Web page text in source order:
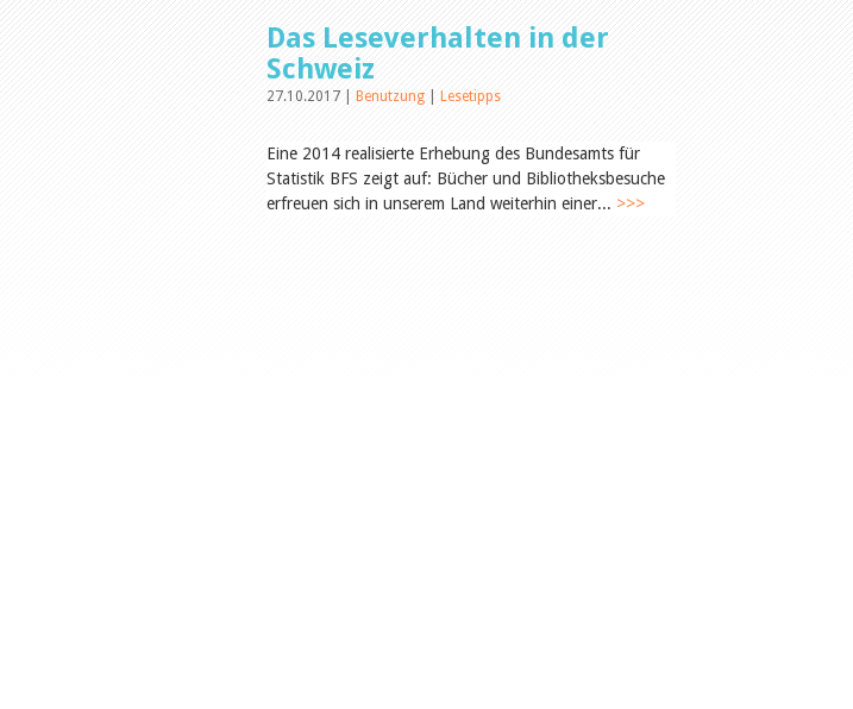
Das Leseverhalten in der
Schweiz
27.10.2017 | Benutzung Lesetipps
Eine 2014 realisierte Erhebung des Bundesamts für
Statistik BFS zeigt auf: Bücher und Bibliotheksbesuche
erfreuen sich in unserem Land weiterhin einer... >>>